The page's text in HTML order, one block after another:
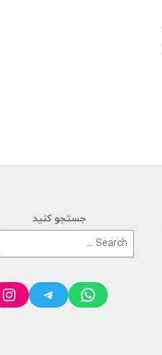
جستجو کنید
WhatsApp